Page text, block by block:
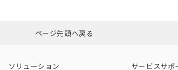
ドはこちら
（日本
（アメリカ
ページ先頭へ戻る
ソリューション サービスサポ